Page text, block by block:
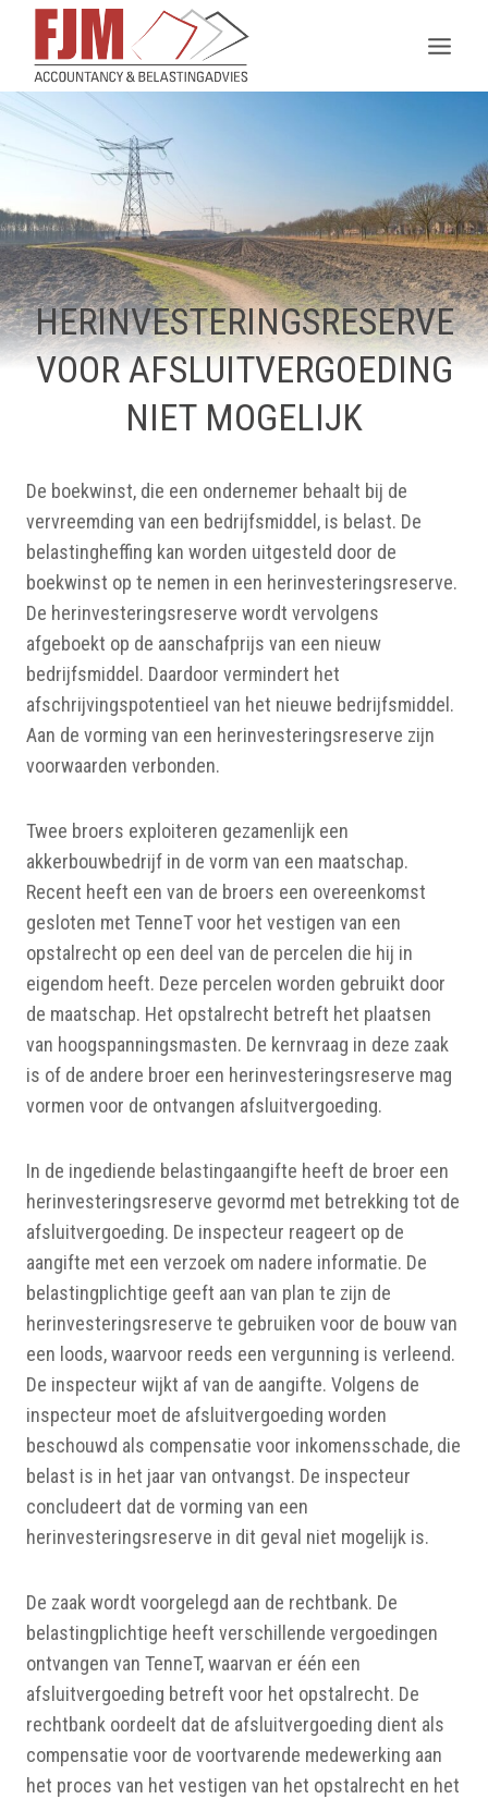
Doorgaan
inhoud
HERINVESTERINGSRESERVE
VOOR AFSLUITVERGOEDING
NIET MOGELIJK
De boekwinst, die een ondernemer behaalt bij de
vervreemding van een bedrijfsmiddel, is belast. De
belastingheffing kan worden uitgesteld door de
boekwinst op te nemen in een herinvesteringsreserve.
De herinvesteringsreserve wordt vervolgens
afgeboekt op de aanschafprijs van een nieuw
bedrijfsmiddel. Daardoor vermindert het
afschrijvingspotentieel van het nieuwe bedrijfsmiddel.
Aan de vorming van een herinvesteringsreserve zijn
voorwaarden verbonden.
Twee broers exploiteren gezamenlijk een
akkerbouwbedrijf in de vorm van een maatschap.
Recent heeft een van de broers een overeenkomst
gesloten met TenneT voor het vestigen van een
opstalrecht op een deel van de percelen die hij in
eigendom heeft. Deze percelen worden gebruikt door
de maatschap. Het opstalrecht betreft het plaatsen
van hoogspanningsmasten. De kernvraag in deze zaak
is of de andere broer een herinvesteringsreserve mag
vormen voor de ontvangen afsluitvergoeding.
In de ingediende belastingaangifte heeft de broer een
herinvesteringsreserve gevormd met betrekking tot de
afsluitvergoeding. De inspecteur reageert op de
aangifte met een verzoek om nadere informatie. De
belastingplichtige geeft aan van plan te zijn de
herinvesteringsreserve te gebruiken voor de bouw van
een loods, waarvoor reeds een vergunning is verleend.
De inspecteur wijkt af van de aangifte. Volgens de
inspecteur moet de afsluitvergoeding worden
beschouwd als compensatie voor inkomensschade, die
belast is in het jaar van ontvangst. De inspecteur
concludeert dat de vorming van een
herinvesteringsreserve in dit geval niet mogelijk is.
De zaak wordt voorgelegd aan de rechtbank. De
belastingplichtige heeft verschillende vergoedingen
ontvangen van TenneT, waarvan er één een
afsluitvergoeding betreft voor het opstalrecht. De
rechtbank oordeelt dat de afsluitvergoeding dient als
compensatie voor de voortvarende medewerking aan
het proces van het vestigen van het opstalrecht en het